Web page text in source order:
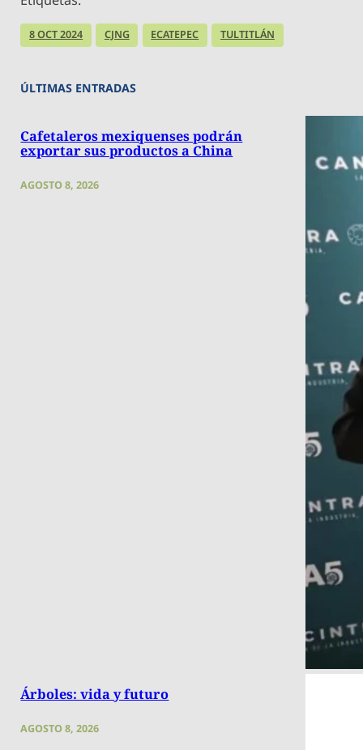
8 OCT 2024 CJNG ECATEPEC TULTITLÁN
ÚLTIMAS ENTRADAS
Cafetaleros mexiquenses podrán
exportar sus productos a China
AGOSTO 8, 2026
Árboles: vida y futuro
AGOSTO 8, 2026